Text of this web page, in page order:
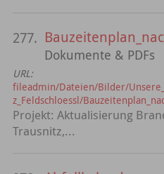
277.
Dokumente & PDFs
URL:
fileadmin/Dateien/Bilder/
z_Feldschloessl/
Projekt: Aktualisierung
Trausnitz,...